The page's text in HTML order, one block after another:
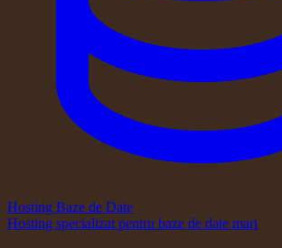
Hosting Baze de Date
Hosting specializat pentru baze de date mari